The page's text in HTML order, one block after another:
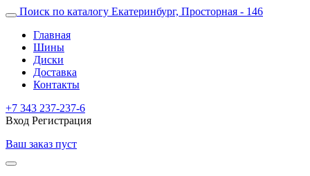
Поиск по каталогу Екатеринбург, Просторная - 146
Главная
Шины
Диски
Доставка
Контакты
+7 343 237-237-6
Вход Регистрация
Ваш заказ пуст